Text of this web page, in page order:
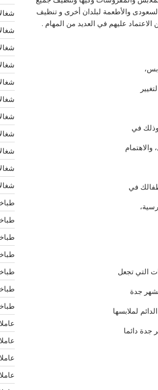
والأطعمة لبلدان أخرى و تنظيف
عليهم في العديد من المهام .
في
في
التي تجعل
جدة
لملابسها
جدة دائما